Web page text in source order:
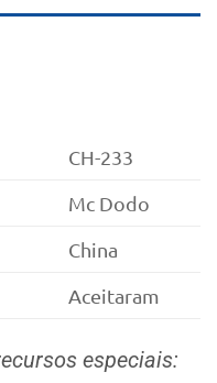
CH-233
Mc Dodo
China
Aceitaram
especiais: